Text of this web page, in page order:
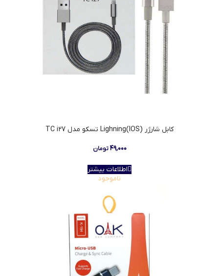
کابل شارژر Lighning(IOS) تسکو مدل TC i27
۴۹,۰۰۰ تومان
اطلاعات بیشتر
ناموجود